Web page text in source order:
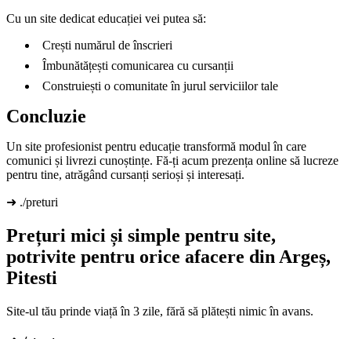
Cu un site dedicat educației vei putea să:
Crești numărul de înscrieri
Îmbunătățești comunicarea cu cursanții
Construiești o comunitate în jurul serviciilor tale
Concluzie
Un site profesionist pentru educație transformă modul în care
comunici și livrezi cunoștințe. Fă-ți acum prezența online să lucreze
pentru tine, atrăgând cursanți serioși și interesați.
➜ ./preturi
Prețuri mici și simple pentru site,
potrivite pentru orice afacere din Argeș,
Pitesti
Site-ul tău prinde viață în 3 zile, fără să plătești nimic în avans.